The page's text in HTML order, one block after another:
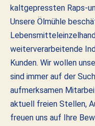
kaltgepressten Raps-
Unsere Ölmühle
weiterverarbeitende
Kunden. Wir wollen
sind immer auf der
aufmerksamen
aktuell freien Stellen,
freuen uns auf Ihre